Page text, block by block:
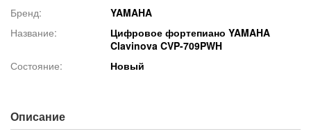
Бренд:
YAMAHA
Название:
Цифровое фортепиано YAMAHA
Clavinova CVP-709PWH
Состояние:
Новый
Описание